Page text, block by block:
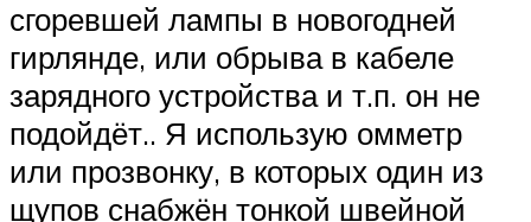
сгоревшей лампы в новогодней
гирлянде, или обрыва в кабеле
зарядного устройства и т.п. он не
подойдёт.. Я использую омметр
или прозвонку, в которых один из
щупов снабжён тонкой швейной